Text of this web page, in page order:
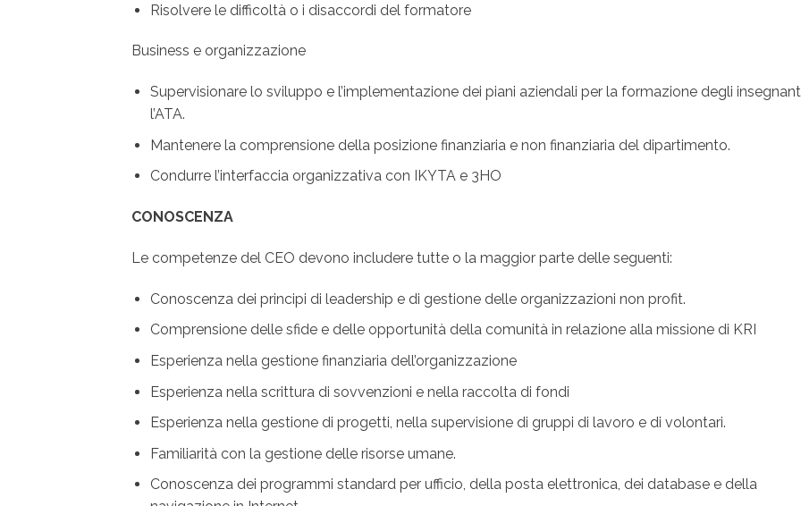
Risolvere le difficoltà o i disaccordi del formatore
Business e organizzazione
Supervisionare lo sviluppo e l’implementazione dei piani aziendali per la formazione degli
l’ATA.
Mantenere la comprensione della posizione finanziaria e non finanziaria del dipartimento.
Condurre l’interfaccia organizzativa con IKYTA e 3HO
CONOSCENZA
Le competenze del CEO devono includere tutte o la maggior parte delle seguenti:
Conoscenza dei principi di leadership e di gestione delle organizzazioni non profit.
Comprensione delle sfide e delle opportunità della comunità in relazione alla missione di KRI
Esperienza nella gestione finanziaria dell’organizzazione
Esperienza nella scrittura di sovvenzioni e nella raccolta di fondi
Esperienza nella gestione di progetti, nella supervisione di gruppi di lavoro e di volontari.
Familiarità con la gestione delle risorse umane.
Conoscenza dei programmi standard per ufficio, della posta elettronica, dei database e della